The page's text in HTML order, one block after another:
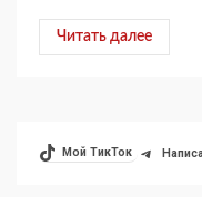
Читать далее
Мой ТикТок